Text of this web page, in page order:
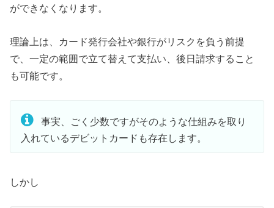
ができなくなります。
理論上は、カード発行会社や銀行がリスクを負う前提
で、一定の範囲で立て替えて支払い、後日請求すること
も可能です。
事実、ごく少数ですがそのような仕組みを取り
入れているデビットカードも存在します。
しかし